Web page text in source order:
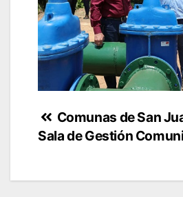
Navegación
de
entradas
Comunas de San
Sala de Gestión